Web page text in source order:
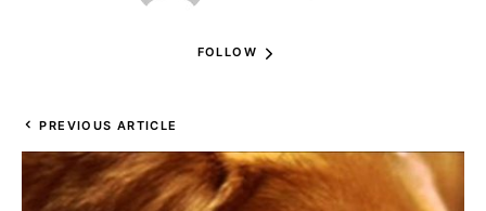
FOLLOW
PREVIOUS ARTICLE